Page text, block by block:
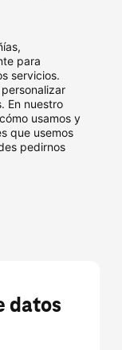
para
servicios.
En nuestro
usamos y
que usemos
pedirnos
datos